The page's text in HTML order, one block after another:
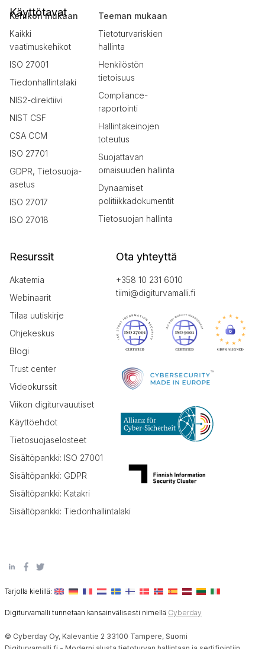
Käyttötavat
Kehikon mukaan
Kaikki
vaatimuskehikot
ISO 27001
Tiedonhallintalaki
NIS2-direktiivi
NIST CSF
CSA CCM
ISO 27701
GDPR, Tietosuoja-
asetus
ISO 27017
ISO 27018
Teeman mukaan
Tietoturvariskien
hallinta
Henkilöstön
tietoisuus
Compliance-
raportointi
Hallintakeinojen
toteutus
Suojattavan
omaisuuden hallinta
Dynaamiset
politiikkadokumentit
Tietosuojan hallinta
Resurssit
Akatemia
Webinaarit
Tilaa uutiskirje
Ohjekeskus
Blogi
Trust center
Videokurssit
Viikon digiturvauutiset
Käyttöehdot
Tietosuojaselosteet
Sisältöpankki: ISO 27001
Sisältöpankki: GDPR
Sisältöpankki: Katakri
Sisältöpankki: Tiedonhallintalaki
Ota yhteyttä
+358 10 231 6010
tiimi@digiturvamalli.fi
Tarjolla kielillä:
Digiturvamalli tunnetaan kansainvälisesti nimellä Cyberday
© Cyberday Oy, Kalevantie 2 33100 Tampere, Suomi